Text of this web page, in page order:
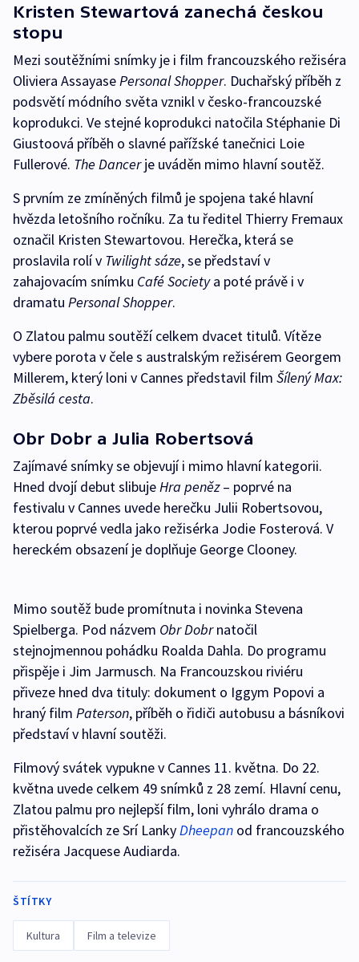
Kristen Stewartová zanechá českou
stopu
Mezi soutěžními snímky je i film francouzského režiséra
Oliviera AssayasePersonal Shopper. Duchařský příběh z
podsvětí módního světa vznikl v česko-francouzské
koprodukci. Ve stejné koprodukci natočila Stéphanie Di
Giustoová příběh o slavné pařížské tanečnici Loie
Fullerové. The Dancerje uváděn mimo hlavní soutěž.
S prvním ze zmíněných filmů je spojena také hlavní
hvězda letošního ročníku. Za tu ředitel Thierry Fremaux
označil Kristen Stewartovou. Herečka, která se
proslavila rolí v Twilight sáze, se představí v
zahajovacím snímku Café Societya poté právě i v
dramatu Personal Shopper.
O Zlatou palmu soutěží celkem dvacet titulů. Vítěze
vybere porota v čele s australským režisérem Georgem
Millerem, který loni v Cannes představil film Šílený Max:
Zběsilá cesta.
Obr Dobr a Julia Robertsová
Zajímavé snímky se objevují i mimo hlavní kategorii.
Hned dvojí debut slibujeHra peněz– poprvé na
festivalu v Cannes uvede herečku Julii Robertsovou,
kterou poprvé vedla jako režisérka Jodie Fosterová. V
hereckém obsazení je doplňuje George Clooney.
Mimo soutěž bude promítnuta i novinka Stevena
Spielberga. Pod názvem Obr Dobrnatočil
stejnojmennou pohádku Roalda Dahla. Do programu
přispěje i Jim Jarmusch. Na Francouzskou riviéru
přiveze hned dva tituly: dokument o Iggym Popovi a
hraný film Paterson, příběh o řidiči autobusu a básníkovi
představí v hlavní soutěži.
Filmový svátek vypukne v Cannes 11. května. Do 22.
května uvede celkem 49 snímků z 28 zemí. Hlavní cenu,
Zlatou palmu pro nejlepší film, loni vyhrálo drama o
přistěhovalcích ze Srí LankyDheepan od francouzského
režiséra Jacquese Audiarda.
ŠTÍTKY
Kultura Film a televize